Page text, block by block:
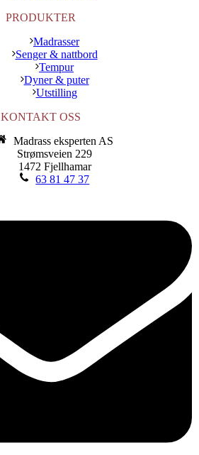
PRODUKTER
Madrasser
Senger & nattbord
Tempur
Dyner & puter
Utstilling
KONTAKT OSS
Madrass eksperten AS
Strømsveien 229
1472 Fjellhamar
63 81 47 37